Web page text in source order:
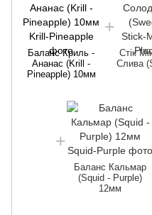
Баланс Криль -
Ананас (Krill -
Pineapple) 10мм
Стік
Слива
Баланс Кальмар
(Squid - Purple)
12мм